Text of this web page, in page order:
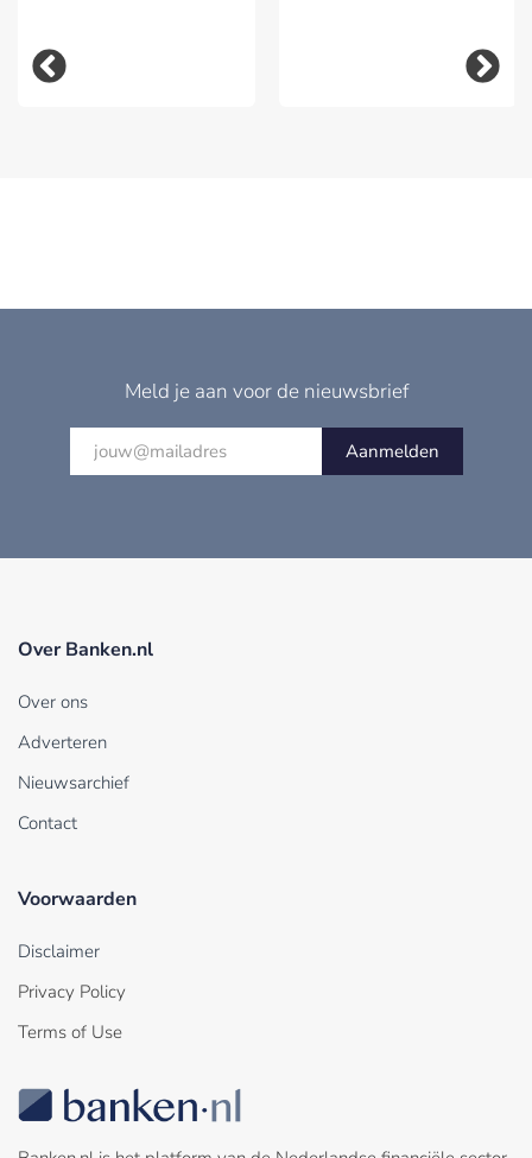
Meld je aan voor de nieuwsbrief
Aanmelden
Over Banken.nl
Over ons
Adverteren
Nieuwsarchief
Contact
Voorwaarden
Disclaimer
Privacy Policy
Terms of Use